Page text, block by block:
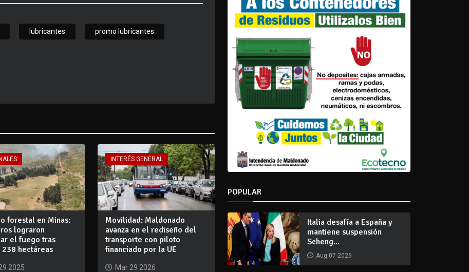
lubricantes promo lubricantes
forestal en Minas:
lograron
el fuego tras
hectáreas
2025
INTERÉS GENERAL
Movilidad: Maldonado
avanza en el rediseño del
transporte con piloto
financiado por la UE
Mar 29 2026
POPULAR
Italia desafía a España y
mantiene suspensión
Scheng...
Aug 07 2026